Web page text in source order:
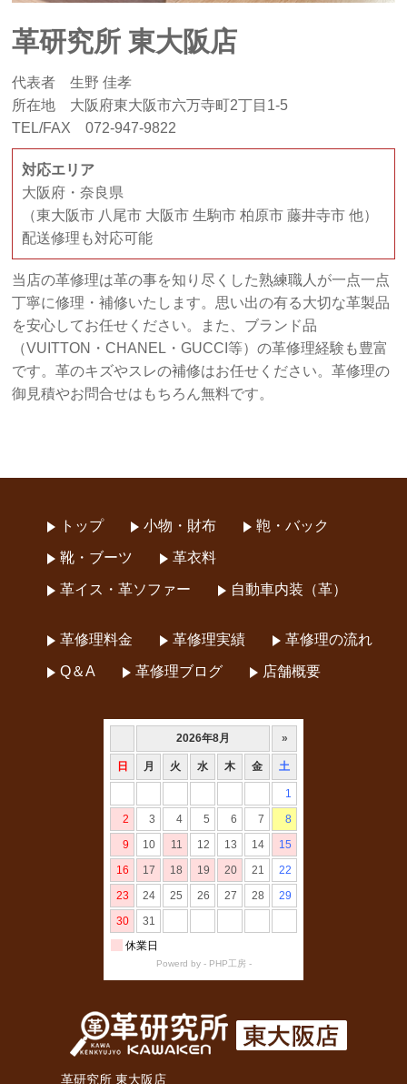
革研究所 東大阪店
代表者 生野 佳孝
所在地 大阪府東大阪市六万寺町2丁目1-5
TEL/FAX 072-947-9822
対応エリア
大阪府・奈良県
（東大阪市 八尾市 大阪市 生駒市 柏原市 藤井寺市 他）
配送修理も対応可能
当店の革修理は革の事を知り尽くした熟練職人が一点一点
丁寧に修理・補修いたします。思い出の有る大切な革製品
を安心してお任せください。また、ブランド品
（VUITTON・CHANEL・GUCCI等）の革修理経験も豊富
です。革のキズやスレの補修はお任せください。革修理の
御見積やお問合せはもちろん無料です。
トップ 小物・財布 鞄・バック
靴・ブーツ 革衣料
革イス・革ソファー 自動車内装（革）
革修理料金 革修理実績 革修理の流れ
Q＆A 革修理ブログ 店舗概要
革研究所 東大阪店